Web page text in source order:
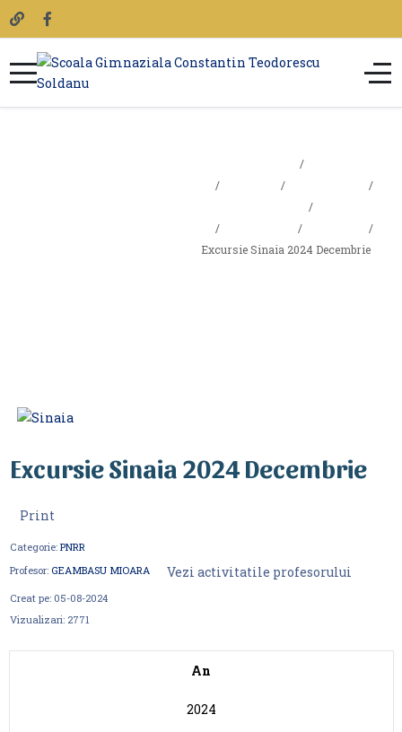
Excursie Sinaia 2024 Decembrie
Excursie Sinaia 2024 Decembrie
Print
Categorie: PNRR
Profesor: GEAMBASU MIOARA Vezi activitatile profesorului
Creat pe: 05-08-2024
Vizualizari: 2771
An
2024